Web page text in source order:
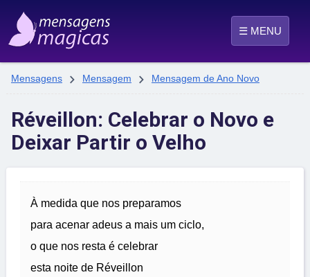
☰ MENU
Mensagens  Mensagem  Mensagem de Ano Novo
Réveillon: Celebrar o Novo e
Deixar Partir o Velho
À medida que nos preparamos
para acenar adeus a mais um ciclo,
o que nos resta é celebrar
esta noite de Réveillon